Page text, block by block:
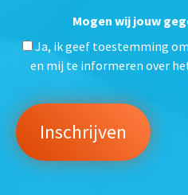
Mogen wij jouw
Ja, ik geef toestemming
en mij te informeren over